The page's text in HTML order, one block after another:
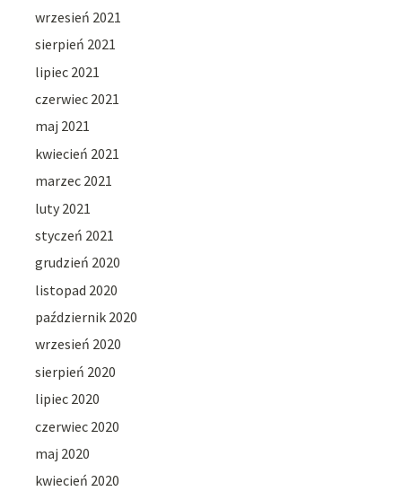
wrzesień 2021
sierpień 2021
lipiec 2021
czerwiec 2021
maj 2021
kwiecień 2021
marzec 2021
luty 2021
styczeń 2021
grudzień 2020
listopad 2020
październik 2020
wrzesień 2020
sierpień 2020
lipiec 2020
czerwiec 2020
maj 2020
kwiecień 2020